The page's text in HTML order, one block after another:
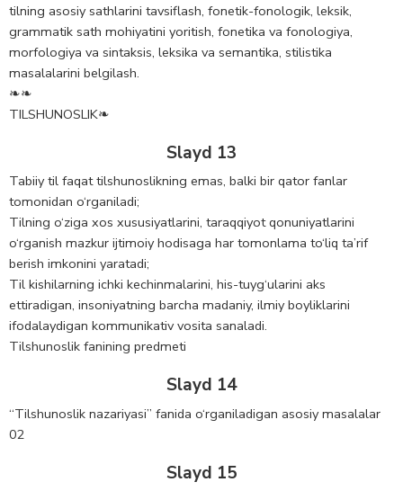
tilning asosiy sathlarini tavsiflash, fonetik-fonologik, leksik,
grammatik sath mohiyatini yoritish, fonetika va fonologiya,
morfologiya va sintaksis, leksika va semantika, stilistika
masalalarini belgilash.
❧❧
TILSHUNOSLIK❧
Slayd 13
Tabiiy til faqat tilshunoslikning emas, balki bir qator fanlar
tomonidan o‘rganiladi;
Tilning o‘ziga xos xususiyatlarini, taraqqiyot qonuniyatlarini
o‘rganish mazkur ijtimoiy hodisaga har tomonlama to‘liq ta’rif
berish imkonini yaratadi;
Til kishilarning ichki kechinmalarini, his-tuyg‘ularini aks
ettiradigan, insoniyatning barcha madaniy, ilmiy boyliklarini
ifodalaydigan kommunikativ vosita sanaladi.
Tilshunoslik fanining predmeti
Slayd 14
“Tilshunoslik nazariyasi” fanida o‘rganiladigan asosiy masalalar
02
Slayd 15